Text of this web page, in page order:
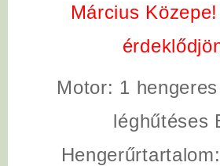
Március
Motor: 1
léghűtéses
Hengerűrtartalom: